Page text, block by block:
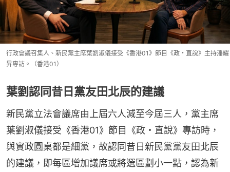
行政會議召集人、新民黨主席葉劉淑儀接受《香港01》節目《政・直說》主持潘耀
昇專訪。（香港01）
葉劉認同昔日黨友田北辰的建議
新民黨立法會議席由上屆六人減至今屆三人，黨主席
葉劉淑儀接受《香港01》節目《政・直說》專訪時，
與實政圓桌都是細黨，故認同昔日新民黨黨友田北辰
的建議，即每區增加議席或將選區劃小一點，認為新